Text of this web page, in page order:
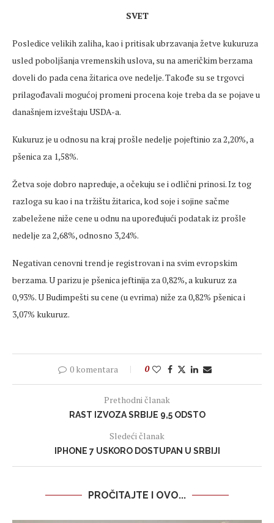
SVET
Posledice velikih zaliha, kao i pritisak ubrzavanja žetve kukuruza
usled poboljšanja vremenskih uslova, su na američkim berzama
doveli do pada cena žitarica ove nedelje. Takođe su se trgovci
prilagođavali mogućoj promeni procena koje treba da se pojave u
današnjem izveštaju USDA-a.
Kukuruz je u odnosu na kraj prošle nedelje pojeftinio za 2,20%, a
pšenica za 1,58%.
Žetva soje dobro napreduje, a očekuju se i odlični prinosi. Iz tog
razloga su kao i na tržištu žitarica, kod soje i sojine sačme
zabeležene niže cene u odnu na upoređujući podatak iz prošle
nedelje za 2,68%, odnosno 3,24%.
Negativan cenovni trend je registrovan i na svim evropskim
berzama. U parizu je pšenica jeftinija za 0,82%, a kukuruz za
0,93%. U Budimpešti su cene (u evrima) niže za 0,82% pšenica i
3,07% kukuruz.
0 komentara 0
Prethodni članak
RAST IZVOZA SRBIJE 9,5 ODSTO
Sledeći članak
IPHONE 7 USKORO DOSTUPAN U SRBIJI
PROČITAJTE I OVO...